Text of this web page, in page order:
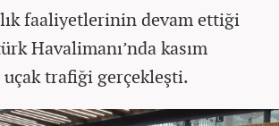
faaliyetlerinin devam ettiği
Havalimanı’nda kasım
uçak trafiği gerçekleşti.